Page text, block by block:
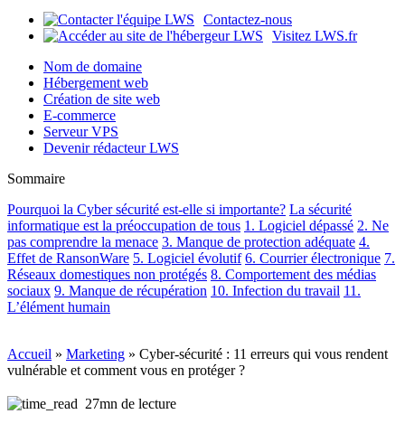
Contactez-nous
Visitez LWS.fr
Nom de domaine
Hébergement web
Création de site web
E-commerce
Serveur VPS
Devenir rédacteur LWS
Sommaire
Pourquoi la Cyber sécurité est-elle si importante? La sécurité
informatique est la préoccupation de tous 1. Logiciel dépassé 2. Ne
pas comprendre la menace 3. Manque de protection adéquate 4.
Effet de RansonWare 5. Logiciel évolutif 6. Courrier électronique 7.
Réseaux domestiques non protégés 8. Comportement des médias
sociaux 9. Manque de récupération 10. Infection du travail 11.
L’élément humain
Accueil » Marketing » Cyber-sécurité : 11 erreurs qui vous rendent
vulnérable et comment vous en protéger ?
27mn de lecture